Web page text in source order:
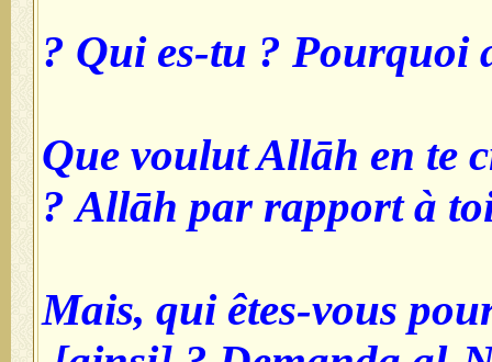
Que voulut Allāh en te
Allāh par rapport à toi
- Mais, qui êtes-vous